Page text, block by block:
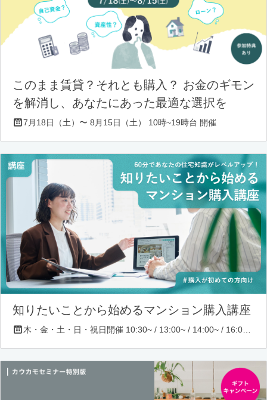
このまま賃貸？それとも購入？ お金のギモン
を解消し、あなたにあった最適な選択を
7月18日（土）〜 8月15日（土） 10時~19時台 開催
知りたいことから始めるマンション購入講座